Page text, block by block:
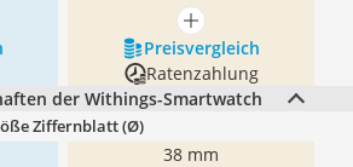
mehr anzeigen
Preis­vergleich
Ratenzahlung
der Withings-Smartwatch
Ziffernblatt (Ø)
38 mm